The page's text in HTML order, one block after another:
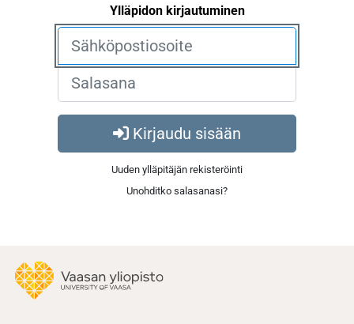
Ylläpidon kirjautuminen
Kirjaudu sisään
Uuden ylläpitäjän rekisteröinti
Unohditko salasanasi?